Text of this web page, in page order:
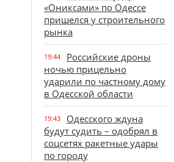
«Ониксами» по Одессе
пришелся у строительного
рынка
19:44
Российские дроны
ночью прицельно
ударили по частному дому
в Одесской области
19:43
Одесского ждуна
будут судить – одобрял в
соцсетях ракетные удары
по городу